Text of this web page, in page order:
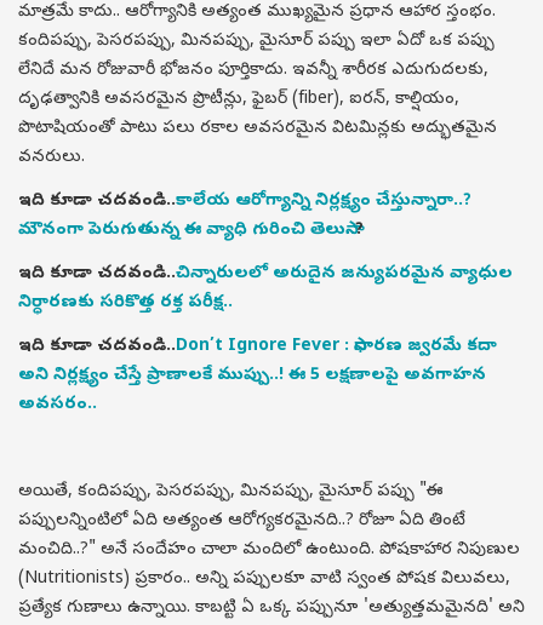
మాత్రమే కాదు.. ఆరోగ్యానికి అత్యంత ముఖ్యమైన ప్రధాన ఆహార స్తంభం.
కందిపప్పు, పెసరపప్పు, మినపప్పు, మైసూర్ పప్పు ఇలా ఏదో ఒక పప్పు
లేనిదే మన రోజువారీ భోజనం పూర్తికాదు. ఇవన్నీ శారీరక ఎదుగుదలకు,
దృఢత్వానికి అవసరమైన ప్రొటీన్లు, ఫైబర్ (fiber), ఐరన్, కాల్షియం,
పొటాషియంతో పాటు పలు రకాల అవసరమైన విటమిన్లకు అద్భుతమైన
వనరులు.
ఇది కూడా చదవండి..కాలేయ ఆరోగ్యాన్ని నిర్లక్ష్యం చేస్తున్నారా..?
మౌనంగా పెరుగుతున్న ఈ వ్యాధి గురించి తెలుసా..?
ఇది కూడా చదవండి..చిన్నారులలో అరుదైన జన్యుపరమైన వ్యాధుల
నిర్ధారణకు సరికొత్త రక్త పరీక్ష..
ఇది కూడా చదవండి..Don’t Ignore Fever : సాధారణ జ్వరమే కదా
అని నిర్లక్ష్యం చేస్తే ప్రాణాలకే ముప్పు..! ఈ 5 లక్షణాలపై అవగాహన
అవసరం..
అయితే, కందిపప్పు, పెసరపప్పు, మినపప్పు, మైసూర్ పప్పు "ఈ
పప్పులన్నింటిలో ఏది అత్యంత ఆరోగ్యకరమైనది..? రోజూ ఏది తింటే
మంచిది..?" అనే సందేహం చాలా మందిలో ఉంటుంది. పోషకాహార నిపుణుల
(Nutritionists) ప్రకారం.. అన్ని పప్పులకూ వాటి స్వంత పోషక విలువలు,
ప్రత్యేక గుణాలు ఉన్నాయి. కాబట్టి ఏ ఒక్క పప్పునూ 'అత్యుత్తమమైనది' అని